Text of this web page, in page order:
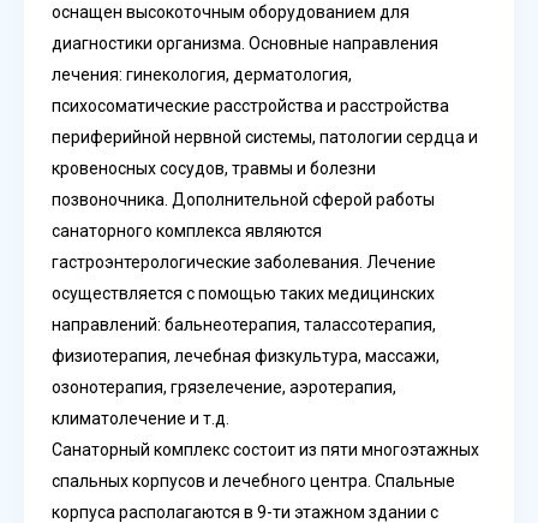
оснащен высокоточным оборудованием для
диагностики организма. Основные направления
лечения: гинекология, дерматология,
психосоматические расстройства и расстройства
периферийной нервной системы, патологии сердца и
кровеносных сосудов, травмы и болезни
позвоночника. Дополнительной сферой работы
санаторного комплекса являются
гастроэнтерологические заболевания. Лечение
осуществляется с помощью таких медицинских
направлений: бальнеотерапия, талассотерапия,
физиотерапия, лечебная физкультура, массажи,
озонотерапия, грязелечение, аэротерапия,
климатолечение и т.д.
Санаторный комплекс состоит из пяти многоэтажных
спальных корпусов и лечебного центра. Спальные
корпуса располагаются в 9-ти этажном здании с